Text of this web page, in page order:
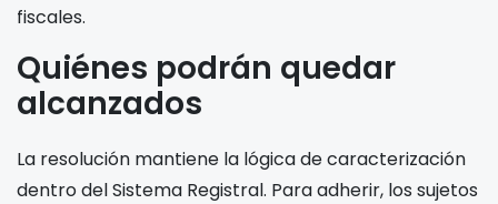
fiscales.
Quiénes podrán quedar
alcanzados
La resolución mantiene la lógica de caracterización
dentro del Sistema Registral. Para adherir, los sujetos